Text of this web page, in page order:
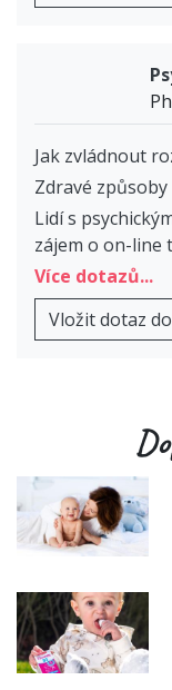
Jak zvládnout
Zdravé
Lidí s
zájem o on-line
Více dotazů...
Vložit dotaz